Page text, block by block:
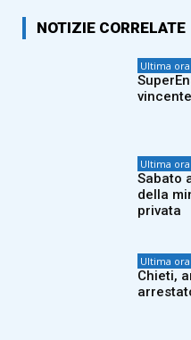
NOTIZIE CORRELATE
Ultima ora
Ultima ora
Sabato
della
privata
Ultima ora
Chieti,